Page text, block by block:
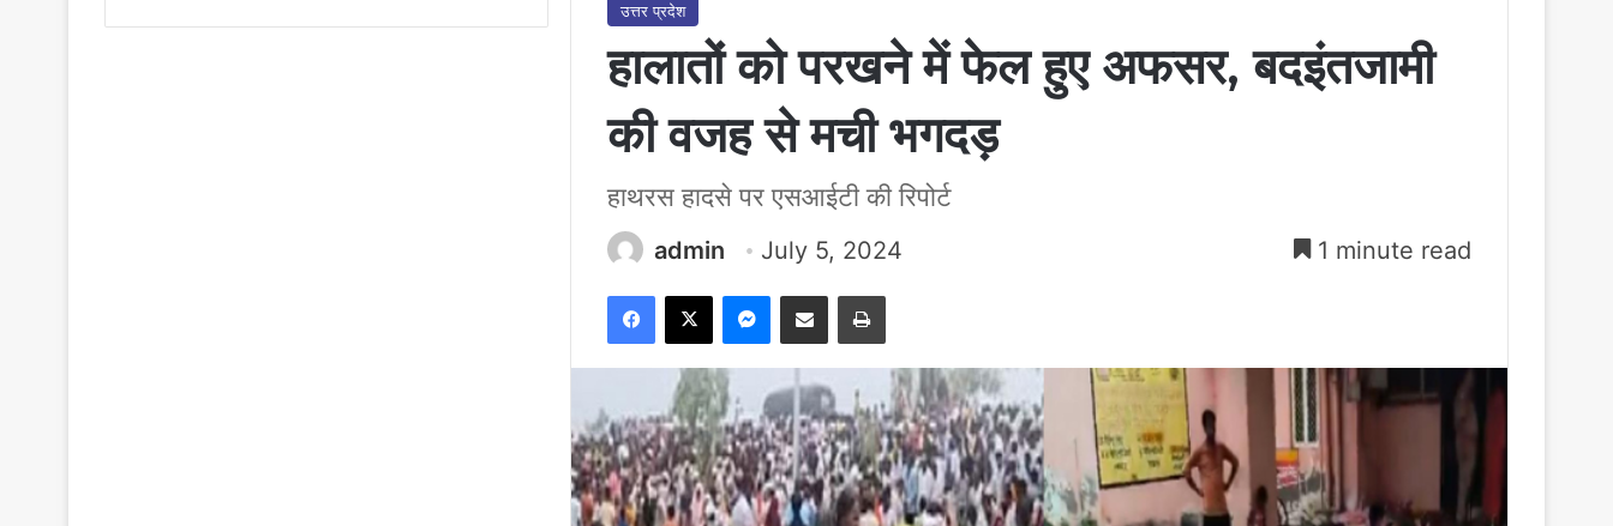
उत्तर प्रदेश
हालातों को परखने में फेल हुए अफसर, बदइंतजामी
की वजह से मची भगदड़
हाथरस हादसे पर एसआईटी की रिपोर्ट
admin July 5, 2024 1 minute read
Facebook
X Messenger
Share via Email Print